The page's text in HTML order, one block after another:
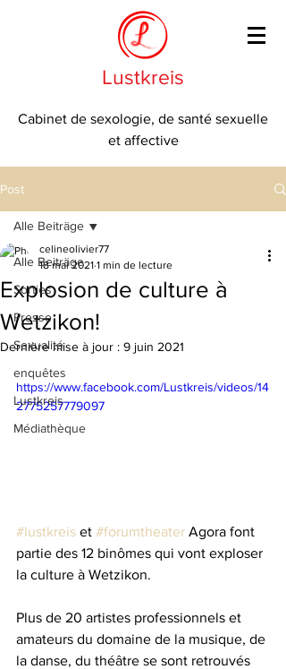
Lustkreis
Cabinet de sexologie, de santé sexuelle
et affective
Post
Alle Beiträge
Sorties
Presse
Sexualité
enquêtes
Lustkreis
Médiathèque
Alle Beiträge
Explosion de culture à
Wetzikon!
celineolivier77
18 mai 2021 1 min de lecture
Dernière mise à jour : 9 juin 2021
https://www.facebook.com/Lustkreis/videos/14
2775257779097
#lustkreis et #forumtheater Agora font
partie des 12 binômes qui vont exploser
la culture à Wetzikon.
Plus de 20 artistes professionnels et
amateurs du domaine de la musique, de
la danse, du théâtre se sont retrouvés